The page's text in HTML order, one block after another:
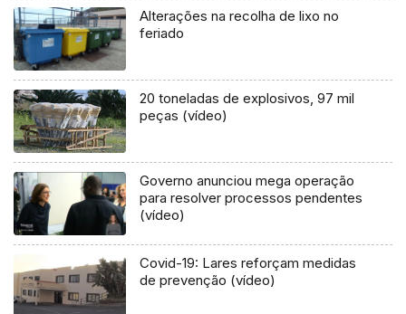
Alterações na recolha de lixo no
feriado
20 toneladas de explosivos, 97 mil
peças (vídeo)
Governo anunciou mega operação
para resolver processos pendentes
(vídeo)
Covid-19: Lares reforçam medidas
de prevenção (vídeo)